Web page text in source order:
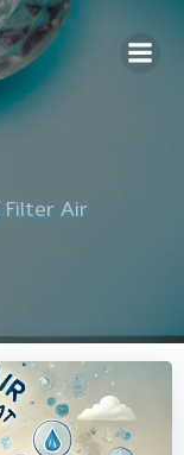
Reverse Osmosis